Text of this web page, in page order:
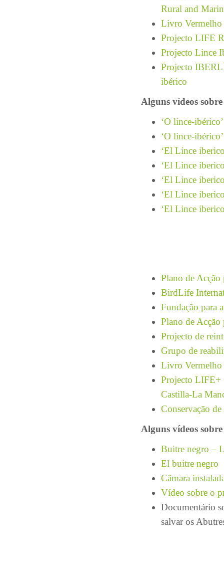
Rural and
Livro Vermelho
Projecto LIFE
Projecto Lince
Projecto
ibérico
Alguns vídeos
‘O lince-
‘O lince-
‘El Lince
‘El Lince
‘El Lince
‘El Lince
‘El Lince
Plano de Acção
BirdLife
Fundação para
Plano de
Projecto de
Grupo de
Livro Vermelho
Projecto LIFE+
Castilla-La
Conservação
Alguns vídeos
Buitre negro –
El buitre negro
Câmara
Vídeo sobre o
Documentário
salvar os